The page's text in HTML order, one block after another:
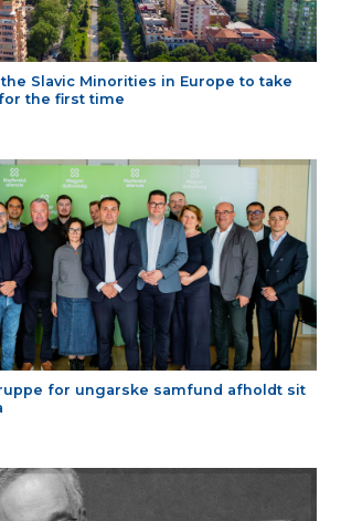
Slavic Minorities in Europe to take
the first time
for ungarske samfund afholdt sit